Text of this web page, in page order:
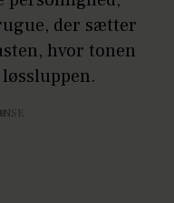
der sætter
hvor tonen